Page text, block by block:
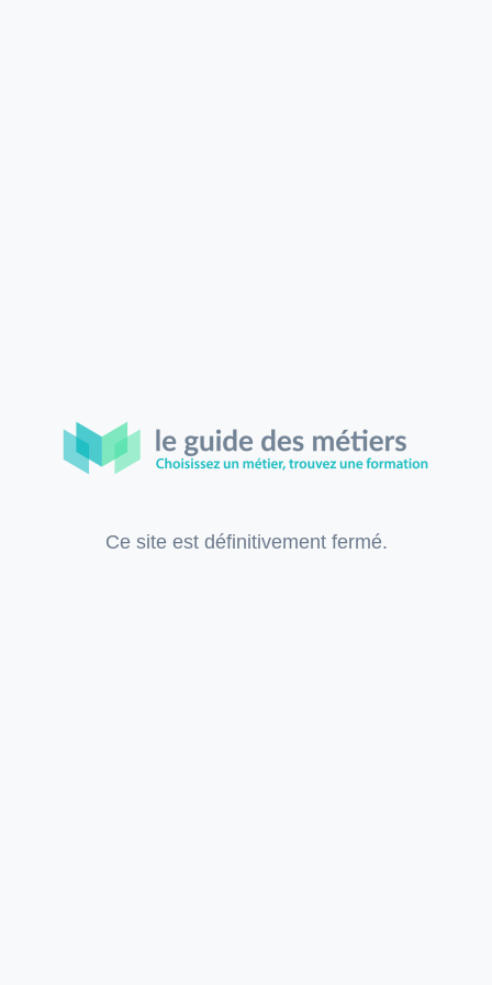
Ce site est définitivement fermé.